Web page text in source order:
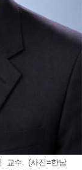
교수. (사진=한남